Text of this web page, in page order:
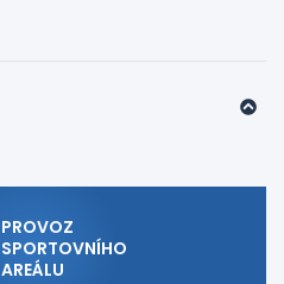
PROVOZ
SPORTOVNÍHO
AREÁLU